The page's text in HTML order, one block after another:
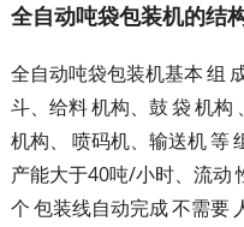
全自动吨袋包装机的结
全自动吨袋包装机基本 组
斗、给料 机构、鼓 袋 机
机构、 喷码机、输送机 等
产能大于40吨/小时、流动
个 包装线自动完成 不需要